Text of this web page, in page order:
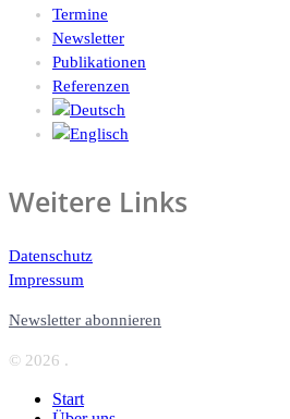
Termine
Newsletter
Publikationen
Referenzen
Weitere Links
Datenschutz
Impressum
Newsletter abonnieren
© 2026 .
Start